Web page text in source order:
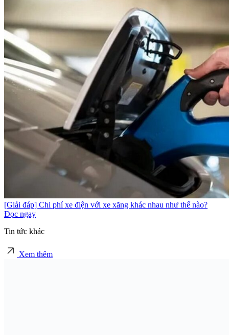
[Giải đáp] Chi phí xe điện với xe xăng khác nhau như thế nào?
Đọc ngay
Tin tức khác
Xem thêm